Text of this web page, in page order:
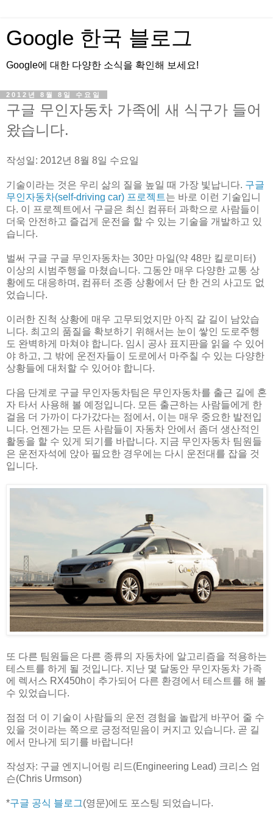
Google 한국 블로그
Google에 대한 다양한 소식을 확인해 보세요!
2012년 8월 8일 수요일
구글 무인자동차 가족에 새 식구가 들어
왔습니다.
작성일: 2012년 8월 8일 수요일
기술이라는 것은 우리 삶의 질을 높일 때 가장 빛납니다. 구글
무인자동차(self-driving car) 프로젝트는 바로 이런 기술입니
다. 이 프로젝트에서 구글은 최신 컴퓨터 과학으로 사람들이
더욱 안전하고 즐겁게 운전을 할 수 있는 기술을 개발하고 있
습니다.
벌써 구글 구글 무인자동차는 30만 마일(약 48만 킬로미터)
이상의 시범주행을 마쳤습니다. 그동안 매우 다양한 교통 상
황에도 대응하며, 컴퓨터 조종 상황에서 단 한 건의 사고도 없
었습니다.
이러한 진척 상황에 매우 고무되었지만 아직 갈 길이 남았습
니다. 최고의 품질을 확보하기 위해서는 눈이 쌓인 도로주행
도 완벽하게 마쳐야 합니다. 임시 공사 표지판을 읽을 수 있어
야 하고, 그 밖에 운전자들이 도로에서 마주칠 수 있는 다양한
상황들에 대처할 수 있어야 합니다.
다음 단계로 구글 무인자동차팀은 무인자동차를 출근 길에 혼
자 타서 사용해 볼 예정입니다. 모든 출근하는 사람들에게 한
걸음 더 가까이 다가갔다는 점에서, 이는 매우 중요한 발전입
니다. 언젠가는 모든 사람들이 자동차 안에서 좀더 생산적인
활동을 할 수 있게 되기를 바랍니다. 지금 무인자동차 팀원들
은 운전자석에 앉아 필요한 경우에는 다시 운전대를 잡을 것
입니다.
또 다른 팀원들은 다른 종류의 자동차에 알고리즘을 적용하는
테스트를 하게 될 것입니다. 지난 몇 달동안 무인자동차 가족
에 렉서스 RX450h이 추가되어 다른 환경에서 테스트를 해 볼
수 있었습니다.
점점 더 이 기술이 사람들의 운전 경험을 놀랍게 바꾸어 줄 수
있을 것이라는 쪽으로 긍정적믿음이 커지고 있습니다. 곧 길
에서 만나게 되기를 바랍니다!
작성자: 구글 엔지니어링 리드(Engineering Lead) 크리스 엄
슨(Chris Urmson)
*구글 공식 블로그(영문)에도 포스팅 되었습니다.